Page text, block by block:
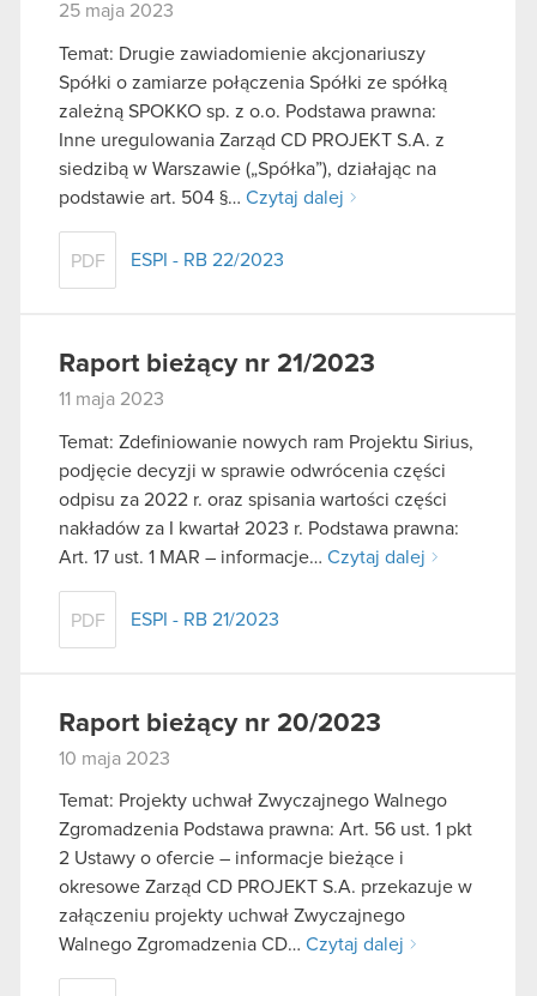
25 maja 2023
Temat: Drugie zawiadomienie akcjonariuszy
Spółki o zamiarze połączenia Spółki ze spółką
zależną SPOKKO sp. z o.o. Podstawa prawna:
Inne uregulowania Zarząd CD PROJEKT S.A. z
siedzibą w Warszawie („Spółka”), działając na
podstawie art. 504 §… Czytaj dalej
PDF ESPI - RB 22/2023
Raport bieżący nr 21/2023
11 maja 2023
Temat: Zdefiniowanie nowych ram Projektu Sirius,
podjęcie decyzji w sprawie odwrócenia części
odpisu za 2022 r. oraz spisania wartości części
nakładów za I kwartał 2023 r. Podstawa prawna:
Art. 17 ust. 1 MAR – informacje… Czytaj dalej
PDF ESPI - RB 21/2023
Raport bieżący nr 20/2023
10 maja 2023
Temat: Projekty uchwał Zwyczajnego Walnego
Zgromadzenia Podstawa prawna: Art. 56 ust. 1 pkt
2 Ustawy o ofercie – informacje bieżące i
okresowe Zarząd CD PROJEKT S.A. przekazuje w
załączeniu projekty uchwał Zwyczajnego
Walnego Zgromadzenia CD… Czytaj dalej